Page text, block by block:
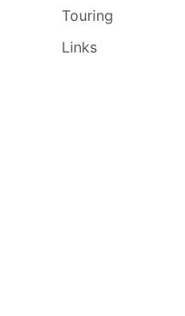
Touring
Links